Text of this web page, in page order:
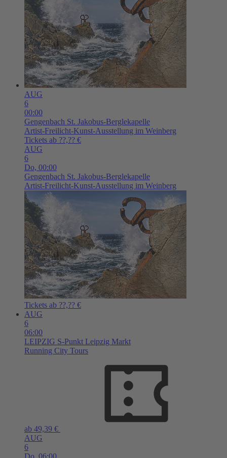
AUG
6
00:00
Gengenbach St. Jakobus-Berglekapelle
Artist-Freilicht-Kunst-Ausstellung im Weinberg
Tickets ab ??,?? €
AUG
6
Do, 00:00
Gengenbach St. Jakobus-Berglekapelle
Artist-Freilicht-Kunst-Ausstellung im Weinberg
Tickets ab ??,?? €
AUG
6
06:00
LEIPZIG S-Punkt Leipzig Markt
Running City Tours
ab 49,39 €
AUG
6
Do, 06:00